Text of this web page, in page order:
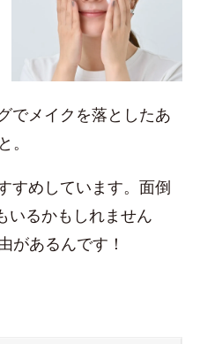
でメイクを落としたあ
すめしています。面倒
いるかもしれません
があるんです！